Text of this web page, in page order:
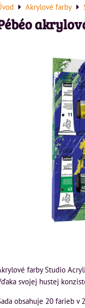
Akrylové farby
farby Studio
svojej hustej
obsahuje 20 farieb v